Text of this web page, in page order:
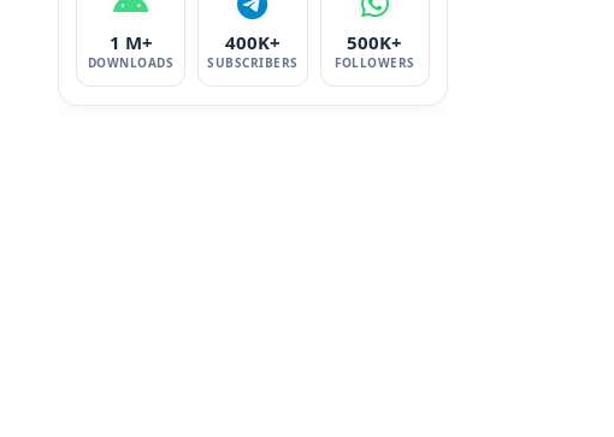
1 M+
DOWNLOADS
400K+
SUBSCRIBERS
500K+
FOLLOWERS